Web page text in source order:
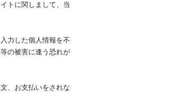
トに関しまして、当
力した個人情報を不
の被害に逢う恐れが
、お支払いをされな